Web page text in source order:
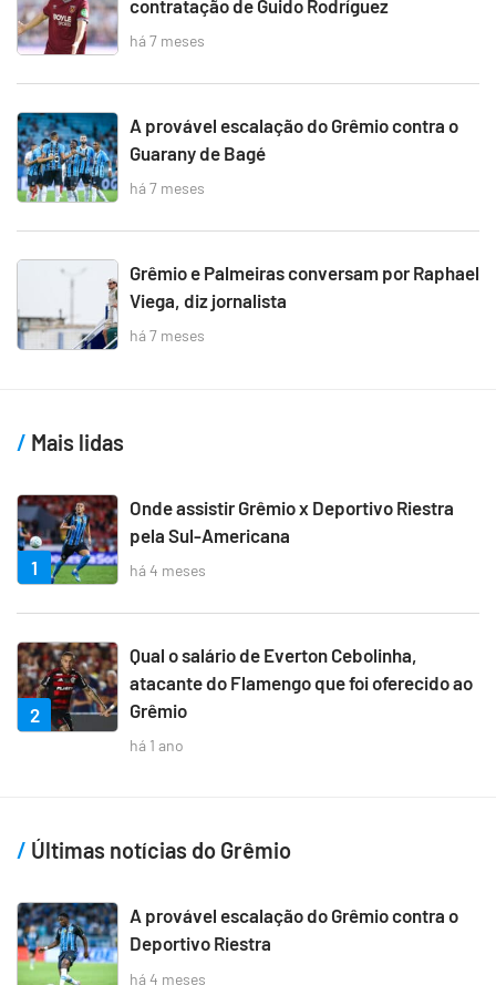
contratação de Guido Rodríguez
há 7 meses
A provável escalação do Grêmio contra o
Guarany de Bagé
há 7 meses
Grêmio e Palmeiras conversam por Raphael
Viega, diz jornalista
há 7 meses
Mais lidas
1
Onde assistir Grêmio x Deportivo Riestra
pela Sul-Americana
há 4 meses
2
Qual o salário de Everton Cebolinha,
atacante do Flamengo que foi oferecido ao
Grêmio
há 1 ano
Últimas notícias do Grêmio
A provável escalação do Grêmio contra o
Deportivo Riestra
há 4 meses